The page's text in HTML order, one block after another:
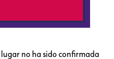
no ha sido confirmada